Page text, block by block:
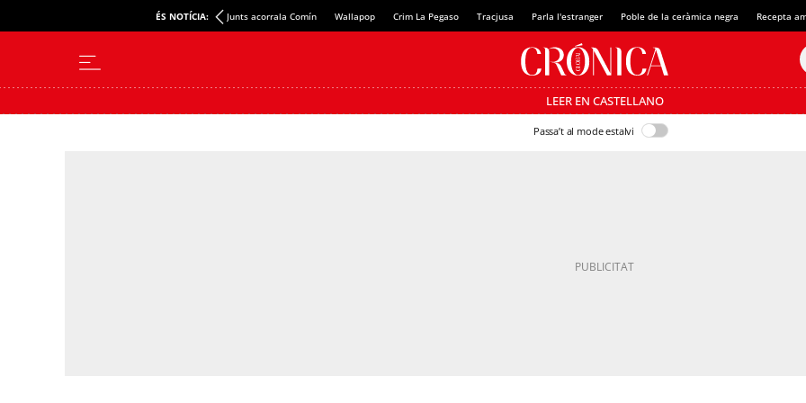
ÉS NOTÍCIA: Junts acorrala Comín Wallapop Crim La Pegaso Tracjusa Parla l'estranger Poble de la ceràmica negra Recepta
LEER EN CASTELLANO
Passa’t al mode estalvi